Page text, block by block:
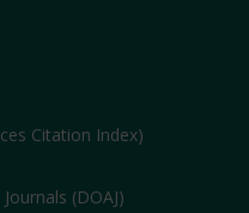
Citation Index)
(DOAJ)